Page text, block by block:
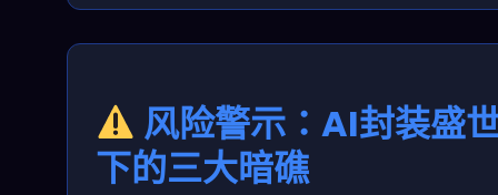
风险警示：AI封装盛
下的三大暗礁